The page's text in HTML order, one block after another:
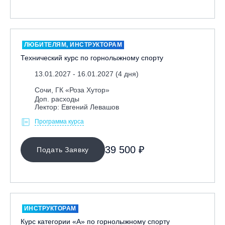
ОЧИСТИТЬ ФИЛЬТР
ЛЮБИТЕЛЯМ, ИНСТРУКТОРАМ
Технический курс по горнолыжному спорту
13.01.2027 - 16.01.2027 (4 дня)
Сочи, ГК «Роза Хутор»
Доп. расходы
Лектор: Евгений Левашов
Программа курса
Подать Заявку 39 500 ₽
ИНСТРУКТОРАМ
Курс категории «А» по горнолыжному спорту